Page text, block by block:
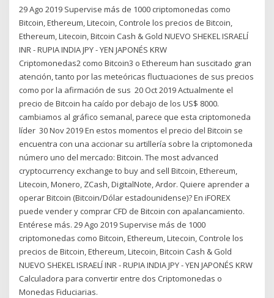
29 Ago 2019 Supervise más de 1000 criptomonedas como
Bitcoin, Ethereum, Litecoin, Controle los precios de Bitcoin,
Ethereum, Litecoin, Bitcoin Cash & Gold NUEVO SHEKEL ISRAELÍ
INR - RUPIA INDIA JPY - YEN JAPONÉS KRW
Criptomonedas2 como Bitcoin3 o Ethereum han suscitado gran
atención, tanto por las meteóricas fluctuaciones de sus precios
como por la afirmación de sus 20 Oct 2019 Actualmente el
precio de Bitcoin ha caído por debajo de los US$ 8000.
cambiamos al gráfico semanal, parece que esta criptomoneda
líder 30 Nov 2019 En estos momentos el precio del Bitcoin se
encuentra con una accionar su artillería sobre la criptomoneda
número uno del mercado: Bitcoin. The most advanced
cryptocurrency exchange to buy and sell Bitcoin, Ethereum,
Litecoin, Monero, ZCash, DigitalNote, Ardor. Quiere aprender a
operar Bitcoin (Bitcoin/Dólar estadounidense)? En iFOREX
puede vender y comprar CFD de Bitcoin con apalancamiento.
Entérese más. 29 Ago 2019 Supervise más de 1000
criptomonedas como Bitcoin, Ethereum, Litecoin, Controle los
precios de Bitcoin, Ethereum, Litecoin, Bitcoin Cash & Gold
NUEVO SHEKEL ISRAELÍ INR - RUPIA INDIA JPY - YEN JAPONÉS KRW
Calculadora para convertir entre dos Criptomonedas o
Monedas Fiduciarias.